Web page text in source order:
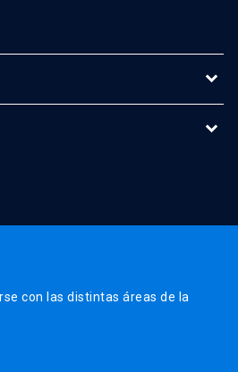
con las distintas áreas de la